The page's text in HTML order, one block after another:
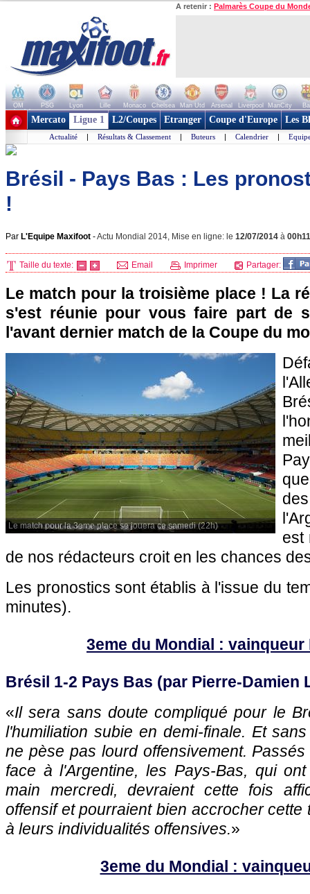
A retenir : Palmarès Coupe du
OM PSG Lyon Lille Monaco Chelsea Man Utd Arsenal Liverpool ManCity
+ de clubs
Mercato Ligue 1 L2/Coupes Etranger Coupe d'Europe Les
Actualité | Résultats & Classement | Buteurs | Calendrier |
Brésil - Pays Bas : Les
!
Par L'Equipe Maxifoot -Actu Mondial 2014, Mise en ligne: le 12/07/2014 à 00h11
Taille du texte: Email Imprimer Partager:
Le match pour la troisième place ! La
s'est réunie pour vous faire part de
l'avant dernier match de la Coupe du
Le match pour la 3eme place se jouera ce samedi (22h)
est
de nos rédacteurs croit en les chances
Les pronostics sont établis à l'issue du
minutes).
3eme du Mondial : vainqueur
Brésil 1-2 Pays Bas (par Pierre-Damien
«Il sera sans doute compliqué pour le
l'humiliation subie en demi-finale. Et
ne pèse pas lourd offensivement.
face à l'Argentine, les Pays-Bas, qui
main mercredi, devraient cette fois
offensif et pourraient bien accrocher cette
à leurs individualités offensives.»
3eme du Mondial :